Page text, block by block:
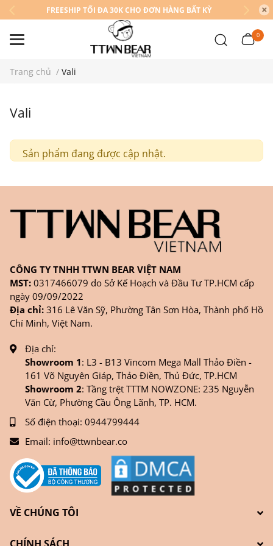
FREESHIP TỐI ĐA 30K CHO ĐƠN HÀNG BẤT KỲ
0
Trang chủ / Vali
Vali
Sản phẩm đang được cập nhật.
CÔNG TY TNHH TTWN BEAR VIỆT NAM
MST: 0317466079 do Sở Kế Hoạch và Đầu Tư TP.HCM cấp
ngày 09/09/2022
Địa chỉ: 316 Lê Văn Sỹ, Phường Tân Sơn Hòa, Thành phố Hồ
Chí Minh, Việt Nam.
Địa chỉ:
Showroom 1: L3 - B13 Vincom Mega Mall Thảo Điền -
161 Võ Nguyên Giáp, Thảo Điền, Thủ Đức, TP.HCM
Showroom 2: Tầng trệt TTTM NOWZONE: 235 Nguyễn
Văn Cừ, Phường Cầu Ông Lãnh, TP. HCM.
Số điện thoại: 0944799444
Email: info@ttwnbear.co
VỀ CHÚNG TÔI